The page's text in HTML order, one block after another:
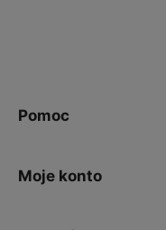
Pomoc
Moje konto